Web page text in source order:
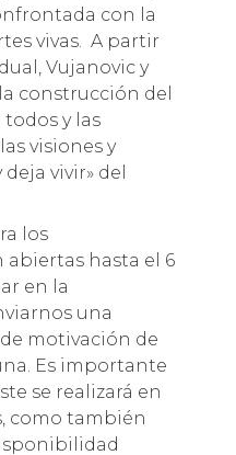
con la
vivas. A partir
Vujanovic y
construcción del
y las
visiones y
vivir» del
los
hasta el 6
en la
una
motivación de
Es importante
se realizará en
como también